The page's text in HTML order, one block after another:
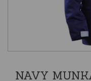
NAVY